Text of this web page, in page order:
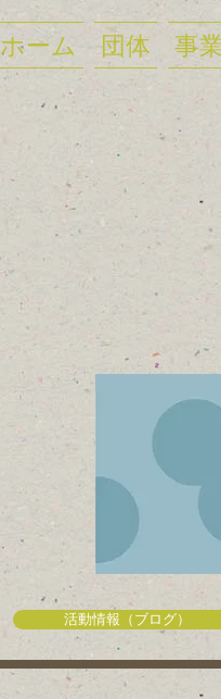
ホーム 団体 事
活動情報（ブログ）